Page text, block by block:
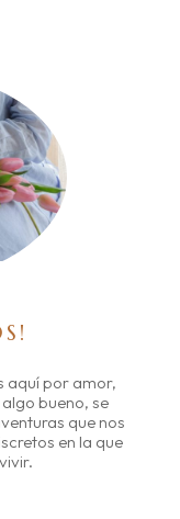
aquí por amor,
bueno, se
que nos
en la que